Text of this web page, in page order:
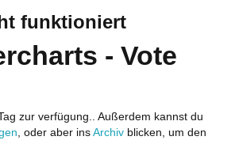
funktioniert
- Vote
zur verfügung.. Außerdem kannst du
, oder aber ins Archiv blicken, um den